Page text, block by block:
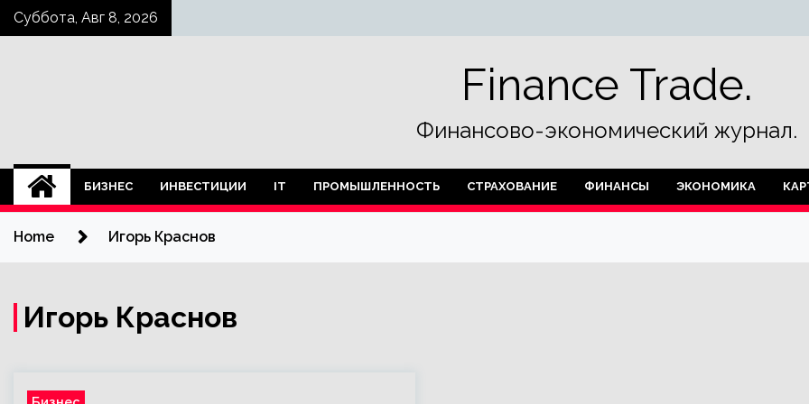
SkipСуббота, Авг 8, 2026
Finance Trade.
Финансово-экономический журнал.
БИЗНЕС ИНВЕСТИЦИИ IT ПРОМЫШЛЕННОСТЬ СТРАХОВАНИЕ ФИНАНСЫ ЭКОНОМИКА
Home Игорь Краснов
Игорь Краснов